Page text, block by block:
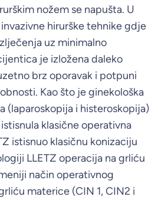
nožem se napušta. U
hirurške tehnike gdje
uz minimalno
je izložena daleko
brz oporavak i potpuni
Kao što je ginekološka
(laparoskopija i histeroskopija)
klasične operativna
istisnuo klasičnu konizaciju
LLETZ operacija na grliću
način operativnog
materice (CIN 1, CIN2 i